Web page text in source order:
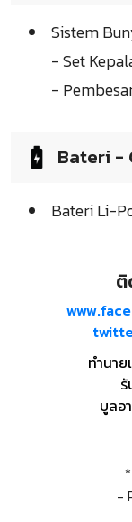
Sistem
- Set
-
Bateri -
Bateri Li-
ทำนาย
บูลอ
-